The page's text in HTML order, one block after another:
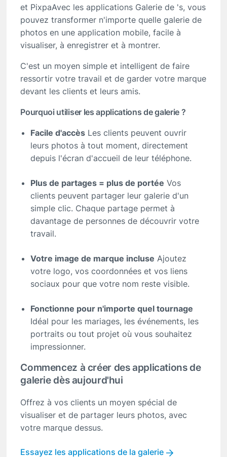
et PixpaAvec les applications Galerie de 's, vous
pouvez transformer n'importe quelle galerie de
photos en une application mobile, facile à
visualiser, à enregistrer et à montrer.
C'est un moyen simple et intelligent de faire
ressortir votre travail et de garder votre marque
devant les clients et leurs amis.
Pourquoi utiliser les applications de galerie ?
Facile d'accès Les clients peuvent ouvrir
leurs photos à tout moment, directement
depuis l'écran d'accueil de leur téléphone.
Plus de partages = plus de portée Vos
clients peuvent partager leur galerie d'un
simple clic. Chaque partage permet à
davantage de personnes de découvrir votre
travail.
Votre image de marque incluse Ajoutez
votre logo, vos coordonnées et vos liens
sociaux pour que votre nom reste visible.
Fonctionne pour n'importe quel tournage
Idéal pour les mariages, les événements, les
portraits ou tout projet où vous souhaitez
impressionner.
Commencez à créer des applications de
galerie dès aujourd'hui
Offrez à vos clients un moyen spécial de
visualiser et de partager leurs photos, avec
votre marque dessus.
Essayez les applications de la galerie